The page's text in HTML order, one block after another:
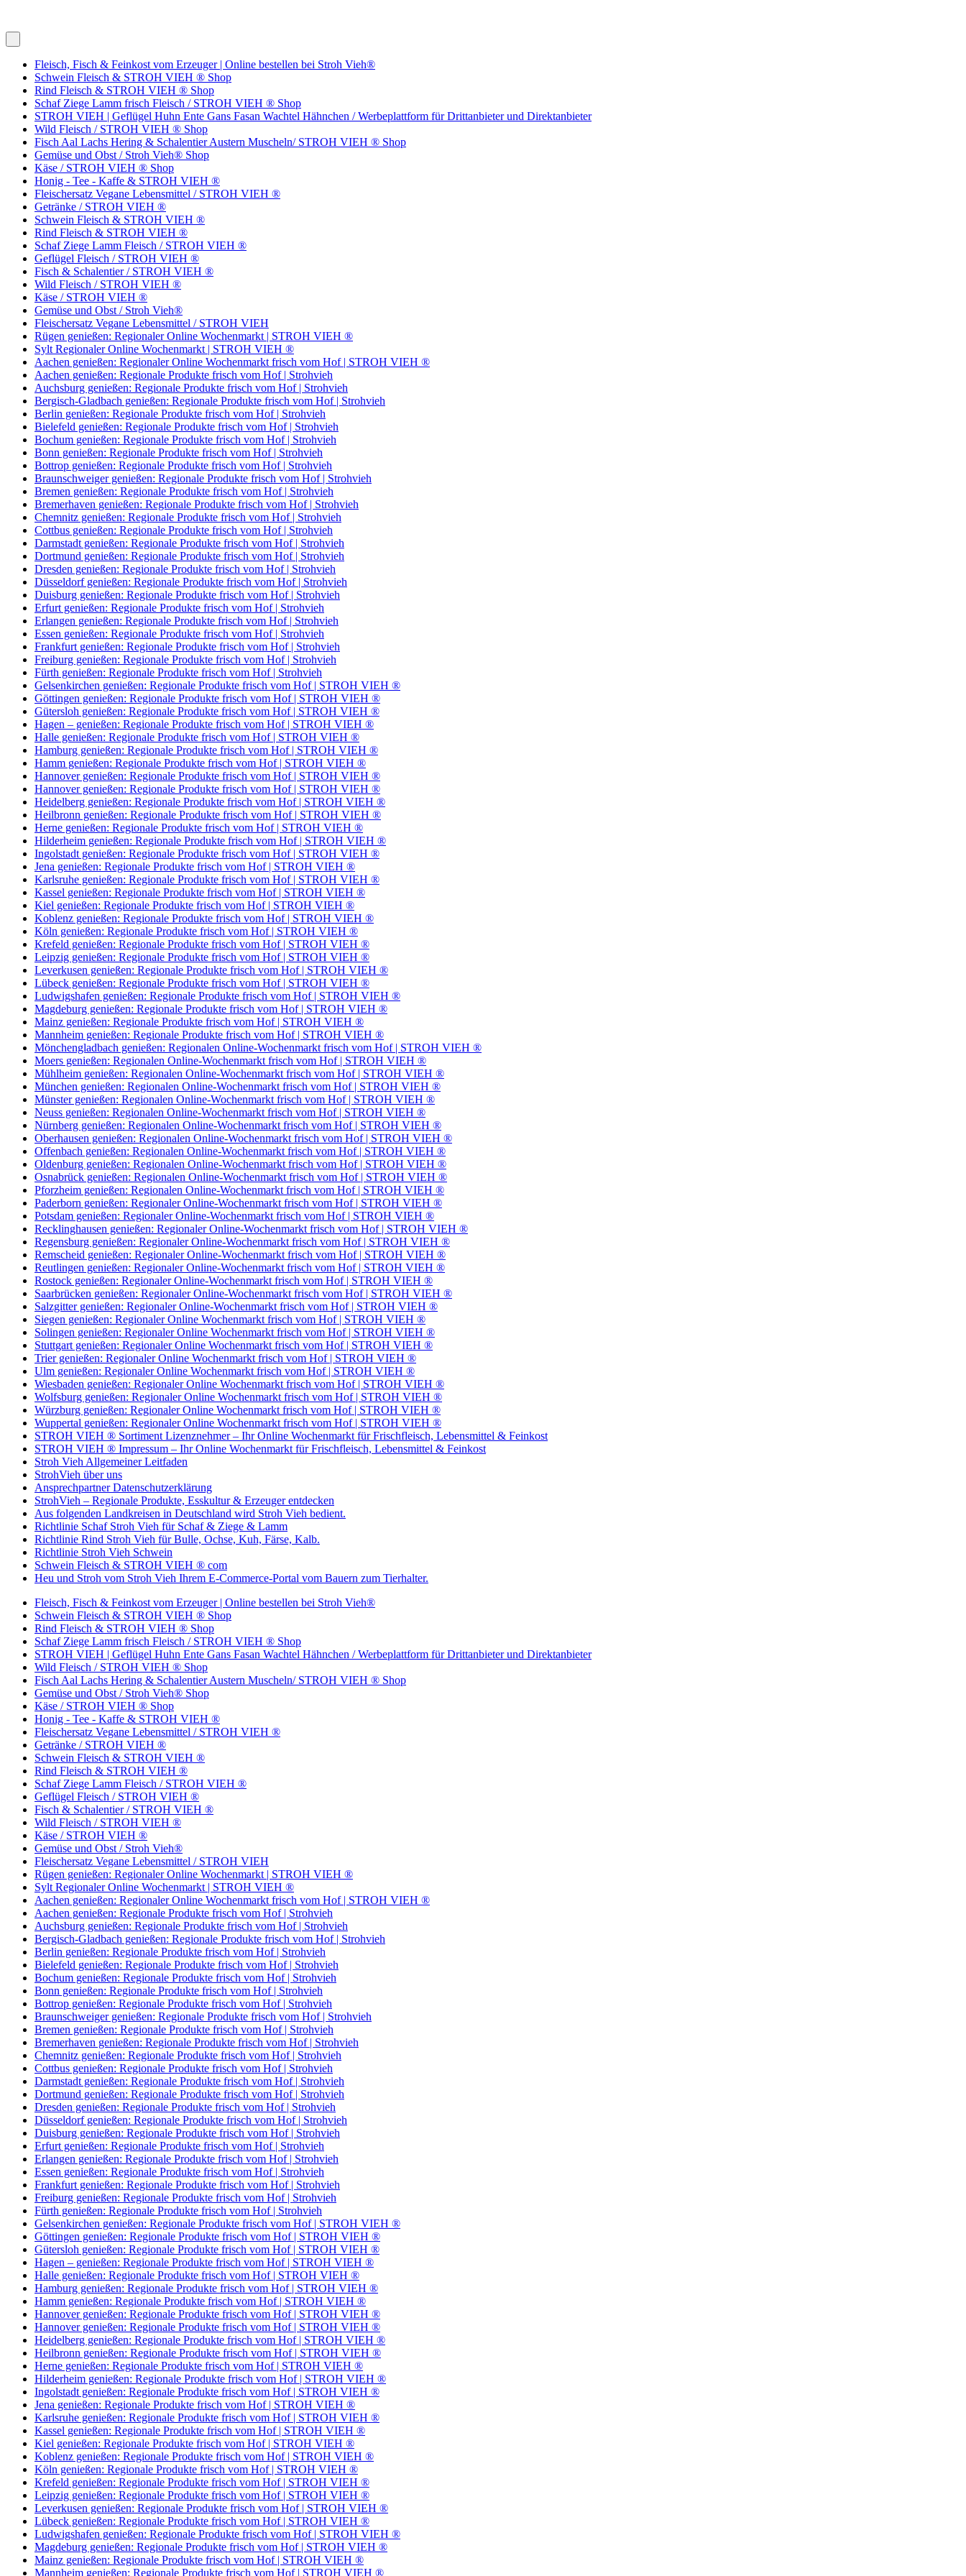
Fleisch, Fisch & Feinkost vom Erzeuger | Online bestellen bei Stroh Vieh®
Schwein Fleisch & STROH VIEH ® Shop
Rind Fleisch & STROH VIEH ® Shop
Schaf Ziege Lamm frisch Fleisch / STROH VIEH ® Shop
STROH VIEH | Geflügel Huhn Ente Gans Fasan Wachtel Hähnchen / Werbeplattform für Drittanbieter und Direktanbieter
Wild Fleisch / STROH VIEH ® Shop
Fisch Aal Lachs Hering & Schalentier Austern Muscheln/ STROH VIEH ® Shop
Gemüse und Obst / Stroh Vieh® Shop
Käse / STROH VIEH ® Shop
Honig - Tee - Kaffe & STROH VIEH ®
Fleischersatz Vegane Lebensmittel / STROH VIEH ®
Getränke / STROH VIEH ®
Schwein Fleisch & STROH VIEH ®
Rind Fleisch & STROH VIEH ®
Schaf Ziege Lamm Fleisch / STROH VIEH ®
Geflügel Fleisch / STROH VIEH ®
Fisch & Schalentier / STROH VIEH ®
Wild Fleisch / STROH VIEH ®
Käse / STROH VIEH ®
Gemüse und Obst / Stroh Vieh®
Fleischersatz Vegane Lebensmittel / STROH VIEH
Rügen genießen: Regionaler Online Wochenmarkt | STROH VIEH ®
Sylt Regionaler Online Wochenmarkt | STROH VIEH ®
Aachen genießen: Regionaler Online Wochenmarkt frisch vom Hof | STROH VIEH ®
Aachen genießen: Regionale Produkte frisch vom Hof | Strohvieh
Auchsburg genießen: Regionale Produkte frisch vom Hof | Strohvieh
Bergisch-Gladbach genießen: Regionale Produkte frisch vom Hof | Strohvieh
Berlin genießen: Regionale Produkte frisch vom Hof | Strohvieh
Bielefeld genießen: Regionale Produkte frisch vom Hof | Strohvieh
Bochum genießen: Regionale Produkte frisch vom Hof | Strohvieh
Bonn genießen: Regionale Produkte frisch vom Hof | Strohvieh
Bottrop genießen: Regionale Produkte frisch vom Hof | Strohvieh
Braunschweiger genießen: Regionale Produkte frisch vom Hof | Strohvieh
Bremen genießen: Regionale Produkte frisch vom Hof | Strohvieh
Bremerhaven genießen: Regionale Produkte frisch vom Hof | Strohvieh
Chemnitz genießen: Regionale Produkte frisch vom Hof | Strohvieh
Cottbus genießen: Regionale Produkte frisch vom Hof | Strohvieh
Darmstadt genießen: Regionale Produkte frisch vom Hof | Strohvieh
Dortmund genießen: Regionale Produkte frisch vom Hof | Strohvieh
Dresden genießen: Regionale Produkte frisch vom Hof | Strohvieh
Düsseldorf genießen: Regionale Produkte frisch vom Hof | Strohvieh
Duisburg genießen: Regionale Produkte frisch vom Hof | Strohvieh
Erfurt genießen: Regionale Produkte frisch vom Hof | Strohvieh
Erlangen genießen: Regionale Produkte frisch vom Hof | Strohvieh
Essen genießen: Regionale Produkte frisch vom Hof | Strohvieh
Frankfurt genießen: Regionale Produkte frisch vom Hof | Strohvieh
Freiburg genießen: Regionale Produkte frisch vom Hof | Strohvieh
Fürth genießen: Regionale Produkte frisch vom Hof | Strohvieh
Gelsenkirchen genießen: Regionale Produkte frisch vom Hof | STROH VIEH ®
Göttingen genießen: Regionale Produkte frisch vom Hof | STROH VIEH ®
Gütersloh genießen: Regionale Produkte frisch vom Hof | STROH VIEH ®
Hagen – genießen: Regionale Produkte frisch vom Hof | STROH VIEH ®
Halle genießen: Regionale Produkte frisch vom Hof | STROH VIEH ®
Hamburg genießen: Regionale Produkte frisch vom Hof | STROH VIEH ®
Hamm genießen: Regionale Produkte frisch vom Hof | STROH VIEH ®
Hannover genießen: Regionale Produkte frisch vom Hof | STROH VIEH ®
Hannover genießen: Regionale Produkte frisch vom Hof | STROH VIEH ®
Heidelberg genießen: Regionale Produkte frisch vom Hof | STROH VIEH ®
Heilbronn genießen: Regionale Produkte frisch vom Hof | STROH VIEH ®
Herne genießen: Regionale Produkte frisch vom Hof | STROH VIEH ®
Hilderheim genießen: Regionale Produkte frisch vom Hof | STROH VIEH ®
Ingolstadt genießen: Regionale Produkte frisch vom Hof | STROH VIEH ®
Jena genießen: Regionale Produkte frisch vom Hof | STROH VIEH ®
Karlsruhe genießen: Regionale Produkte frisch vom Hof | STROH VIEH ®
Kassel genießen: Regionale Produkte frisch vom Hof | STROH VIEH ®
Kiel genießen: Regionale Produkte frisch vom Hof | STROH VIEH ®
Koblenz genießen: Regionale Produkte frisch vom Hof | STROH VIEH ®
Köln genießen: Regionale Produkte frisch vom Hof | STROH VIEH ®
Krefeld genießen: Regionale Produkte frisch vom Hof | STROH VIEH ®
Leipzig genießen: Regionale Produkte frisch vom Hof | STROH VIEH ®
Leverkusen genießen: Regionale Produkte frisch vom Hof | STROH VIEH ®
Lübeck genießen: Regionale Produkte frisch vom Hof | STROH VIEH ®
Ludwigshafen genießen: Regionale Produkte frisch vom Hof | STROH VIEH ®
Magdeburg genießen: Regionale Produkte frisch vom Hof | STROH VIEH ®
Mainz genießen: Regionale Produkte frisch vom Hof | STROH VIEH ®
Mannheim genießen: Regionale Produkte frisch vom Hof | STROH VIEH ®
Mönchengladbach genießen: Regionalen Online-Wochenmarkt frisch vom Hof | STROH VIEH ®
Moers genießen: Regionalen Online-Wochenmarkt frisch vom Hof | STROH VIEH ®
Mühlheim genießen: Regionalen Online-Wochenmarkt frisch vom Hof | STROH VIEH ®
München genießen: Regionalen Online-Wochenmarkt frisch vom Hof | STROH VIEH ®
Münster genießen: Regionalen Online-Wochenmarkt frisch vom Hof | STROH VIEH ®
Neuss genießen: Regionalen Online-Wochenmarkt frisch vom Hof | STROH VIEH ®
Nürnberg genießen: Regionalen Online-Wochenmarkt frisch vom Hof | STROH VIEH ®
Oberhausen genießen: Regionalen Online-Wochenmarkt frisch vom Hof | STROH VIEH ®
Offenbach genießen: Regionalen Online-Wochenmarkt frisch vom Hof | STROH VIEH ®
Oldenburg genießen: Regionalen Online-Wochenmarkt frisch vom Hof | STROH VIEH ®
Osnabrück genießen: Regionalen Online-Wochenmarkt frisch vom Hof | STROH VIEH ®
Pforzheim genießen: Regionalen Online-Wochenmarkt frisch vom Hof | STROH VIEH ®
Paderborn genießen: Regionaler Online-Wochenmarkt frisch vom Hof | STROH VIEH ®
Potsdam genießen: Regionaler Online-Wochenmarkt frisch vom Hof | STROH VIEH ®
Recklinghausen genießen: Regionaler Online-Wochenmarkt frisch vom Hof | STROH VIEH ®
Regensburg genießen: Regionaler Online-Wochenmarkt frisch vom Hof | STROH VIEH ®
Remscheid genießen: Regionaler Online-Wochenmarkt frisch vom Hof | STROH VIEH ®
Reutlingen genießen: Regionaler Online-Wochenmarkt frisch vom Hof | STROH VIEH ®
Rostock genießen: Regionaler Online-Wochenmarkt frisch vom Hof | STROH VIEH ®
Saarbrücken genießen: Regionaler Online-Wochenmarkt frisch vom Hof | STROH VIEH ®
Salzgitter genießen: Regionaler Online-Wochenmarkt frisch vom Hof | STROH VIEH ®
Siegen genießen: Regionaler Online Wochenmarkt frisch vom Hof | STROH VIEH ®
Solingen genießen: Regionaler Online Wochenmarkt frisch vom Hof | STROH VIEH ®
Stuttgart genießen: Regionaler Online Wochenmarkt frisch vom Hof | STROH VIEH ®
Trier genießen: Regionaler Online Wochenmarkt frisch vom Hof | STROH VIEH ®
Ulm genießen: Regionaler Online Wochenmarkt frisch vom Hof | STROH VIEH ®
Wiesbaden genießen: Regionaler Online Wochenmarkt frisch vom Hof | STROH VIEH ®
Wolfsburg genießen: Regionaler Online Wochenmarkt frisch vom Hof | STROH VIEH ®
Würzburg genießen: Regionaler Online Wochenmarkt frisch vom Hof | STROH VIEH ®
Wuppertal genießen: Regionaler Online Wochenmarkt frisch vom Hof | STROH VIEH ®
STROH VIEH ® Sortiment Lizenznehmer – Ihr Online Wochenmarkt für Frischfleisch, Lebensmittel & Feinkost
STROH VIEH ® Impressum – Ihr Online Wochenmarkt für Frischfleisch, Lebensmittel & Feinkost
Stroh Vieh Allgemeiner Leitfaden
StrohVieh über uns
Ansprechpartner Datenschutzerklärung
StrohVieh – Regionale Produkte, Esskultur & Erzeuger entdecken
Aus folgenden Landkreisen in Deutschland wird Stroh Vieh bedient.
Richtlinie Schaf Stroh Vieh für Schaf & Ziege & Lamm
Richtlinie Rind Stroh Vieh für Bulle, Ochse, Kuh, Färse, Kalb.
Richtlinie Stroh Vieh Schwein
Schwein Fleisch & STROH VIEH ® com
Heu und Stroh vom Stroh Vieh Ihrem E-Commerce-Portal vom Bauern zum Tierhalter.
Fleisch, Fisch & Feinkost vom Erzeuger | Online bestellen bei Stroh Vieh®
Schwein Fleisch & STROH VIEH ® Shop
Rind Fleisch & STROH VIEH ® Shop
Schaf Ziege Lamm frisch Fleisch / STROH VIEH ® Shop
STROH VIEH | Geflügel Huhn Ente Gans Fasan Wachtel Hähnchen / Werbeplattform für Drittanbieter und Direktanbieter
Wild Fleisch / STROH VIEH ® Shop
Fisch Aal Lachs Hering & Schalentier Austern Muscheln/ STROH VIEH ® Shop
Gemüse und Obst / Stroh Vieh® Shop
Käse / STROH VIEH ® Shop
Honig - Tee - Kaffe & STROH VIEH ®
Fleischersatz Vegane Lebensmittel / STROH VIEH ®
Getränke / STROH VIEH ®
Schwein Fleisch & STROH VIEH ®
Rind Fleisch & STROH VIEH ®
Schaf Ziege Lamm Fleisch / STROH VIEH ®
Geflügel Fleisch / STROH VIEH ®
Fisch & Schalentier / STROH VIEH ®
Wild Fleisch / STROH VIEH ®
Käse / STROH VIEH ®
Gemüse und Obst / Stroh Vieh®
Fleischersatz Vegane Lebensmittel / STROH VIEH
Rügen genießen: Regionaler Online Wochenmarkt | STROH VIEH ®
Sylt Regionaler Online Wochenmarkt | STROH VIEH ®
Aachen genießen: Regionaler Online Wochenmarkt frisch vom Hof | STROH VIEH ®
Aachen genießen: Regionale Produkte frisch vom Hof | Strohvieh
Auchsburg genießen: Regionale Produkte frisch vom Hof | Strohvieh
Bergisch-Gladbach genießen: Regionale Produkte frisch vom Hof | Strohvieh
Berlin genießen: Regionale Produkte frisch vom Hof | Strohvieh
Bielefeld genießen: Regionale Produkte frisch vom Hof | Strohvieh
Bochum genießen: Regionale Produkte frisch vom Hof | Strohvieh
Bonn genießen: Regionale Produkte frisch vom Hof | Strohvieh
Bottrop genießen: Regionale Produkte frisch vom Hof | Strohvieh
Braunschweiger genießen: Regionale Produkte frisch vom Hof | Strohvieh
Bremen genießen: Regionale Produkte frisch vom Hof | Strohvieh
Bremerhaven genießen: Regionale Produkte frisch vom Hof | Strohvieh
Chemnitz genießen: Regionale Produkte frisch vom Hof | Strohvieh
Cottbus genießen: Regionale Produkte frisch vom Hof | Strohvieh
Darmstadt genießen: Regionale Produkte frisch vom Hof | Strohvieh
Dortmund genießen: Regionale Produkte frisch vom Hof | Strohvieh
Dresden genießen: Regionale Produkte frisch vom Hof | Strohvieh
Düsseldorf genießen: Regionale Produkte frisch vom Hof | Strohvieh
Duisburg genießen: Regionale Produkte frisch vom Hof | Strohvieh
Erfurt genießen: Regionale Produkte frisch vom Hof | Strohvieh
Erlangen genießen: Regionale Produkte frisch vom Hof | Strohvieh
Essen genießen: Regionale Produkte frisch vom Hof | Strohvieh
Frankfurt genießen: Regionale Produkte frisch vom Hof | Strohvieh
Freiburg genießen: Regionale Produkte frisch vom Hof | Strohvieh
Fürth genießen: Regionale Produkte frisch vom Hof | Strohvieh
Gelsenkirchen genießen: Regionale Produkte frisch vom Hof | STROH VIEH ®
Göttingen genießen: Regionale Produkte frisch vom Hof | STROH VIEH ®
Gütersloh genießen: Regionale Produkte frisch vom Hof | STROH VIEH ®
Hagen – genießen: Regionale Produkte frisch vom Hof | STROH VIEH ®
Halle genießen: Regionale Produkte frisch vom Hof | STROH VIEH ®
Hamburg genießen: Regionale Produkte frisch vom Hof | STROH VIEH ®
Hamm genießen: Regionale Produkte frisch vom Hof | STROH VIEH ®
Hannover genießen: Regionale Produkte frisch vom Hof | STROH VIEH ®
Hannover genießen: Regionale Produkte frisch vom Hof | STROH VIEH ®
Heidelberg genießen: Regionale Produkte frisch vom Hof | STROH VIEH ®
Heilbronn genießen: Regionale Produkte frisch vom Hof | STROH VIEH ®
Herne genießen: Regionale Produkte frisch vom Hof | STROH VIEH ®
Hilderheim genießen: Regionale Produkte frisch vom Hof | STROH VIEH ®
Ingolstadt genießen: Regionale Produkte frisch vom Hof | STROH VIEH ®
Jena genießen: Regionale Produkte frisch vom Hof | STROH VIEH ®
Karlsruhe genießen: Regionale Produkte frisch vom Hof | STROH VIEH ®
Kassel genießen: Regionale Produkte frisch vom Hof | STROH VIEH ®
Kiel genießen: Regionale Produkte frisch vom Hof | STROH VIEH ®
Koblenz genießen: Regionale Produkte frisch vom Hof | STROH VIEH ®
Köln genießen: Regionale Produkte frisch vom Hof | STROH VIEH ®
Krefeld genießen: Regionale Produkte frisch vom Hof | STROH VIEH ®
Leipzig genießen: Regionale Produkte frisch vom Hof | STROH VIEH ®
Leverkusen genießen: Regionale Produkte frisch vom Hof | STROH VIEH ®
Lübeck genießen: Regionale Produkte frisch vom Hof | STROH VIEH ®
Ludwigshafen genießen: Regionale Produkte frisch vom Hof | STROH VIEH ®
Magdeburg genießen: Regionale Produkte frisch vom Hof | STROH VIEH ®
Mainz genießen: Regionale Produkte frisch vom Hof | STROH VIEH ®
Mannheim genießen: Regionale Produkte frisch vom Hof | STROH VIEH ®